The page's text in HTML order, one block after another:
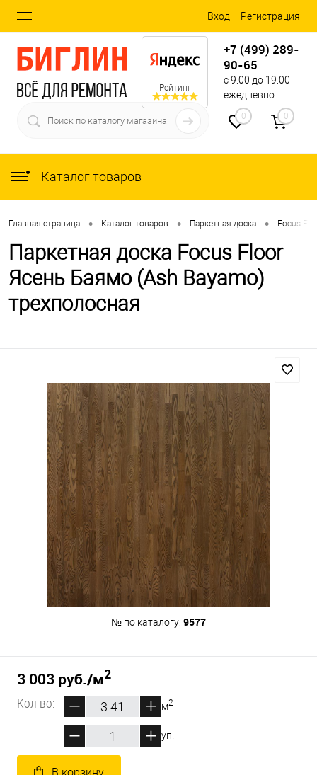
Вход Регистрация
Рейтинг
+7 (499) 289-
90-65
с 9:00 до 19:00
ежедневно
0 0
Каталог товаров
Главная страница • Каталог товаров • Паркетная доска • Focus
Паркетная доска Focus Floor
Ясень Баямо (Ash Bayamo)
трехполосная
№ по каталогу: 9577
3 003 руб./м2
Кол-во:
м2
уп.